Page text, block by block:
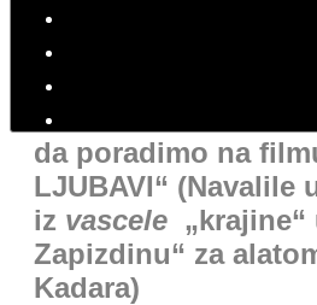
KOMENTAR
Predlažem Pavlu
Rafaelu Danieliću i
naše filmske
da poradimo na
LJUBAVI“ (Navalile
iz vascele „krajine“
Zapizdinu“ za
Kadara)